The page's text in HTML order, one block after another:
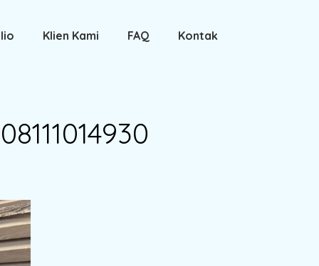
Klien Kami FAQ Kontak